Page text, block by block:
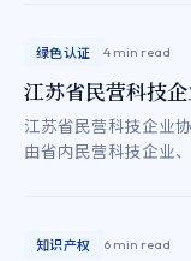
绿色认证 4 min read
江苏省民营科技
江苏省民营科技企业
由省内民营科技企业
知识产权 6 min read